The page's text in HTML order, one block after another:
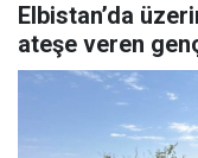
Elbistan’da
ateşe veren